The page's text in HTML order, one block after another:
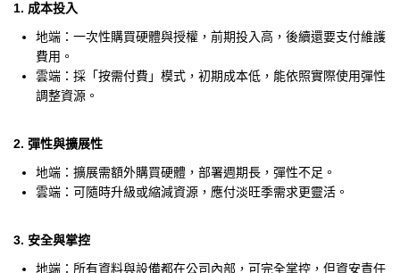
1. 成本投入
地端：一次性購買硬體與授權，前期投入高，後續還要支付維護
費用。
雲端：採「按需付費」模式，初期成本低，能依照實際使用彈性
調整資源。
2. 彈性與擴展性
地端：擴展需額外購買硬體，部署週期長，彈性不足。
雲端：可隨時升級或縮減資源，應付淡旺季需求更靈活。
3. 安全與掌控
地端：所有資料與設備都在公司內部，可完全掌控，但資安責任